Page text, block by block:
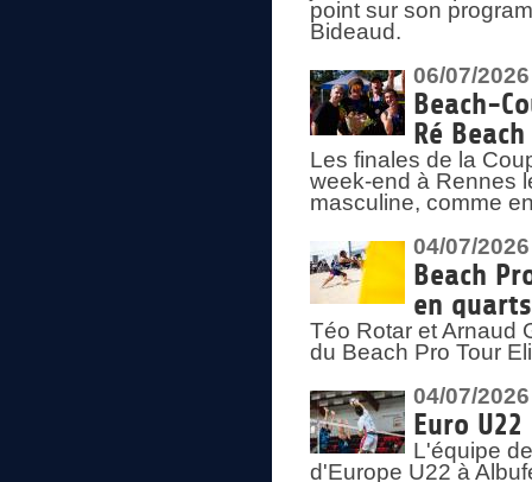
point sur son
Bideaud.
06/07/2026
Beach-
Ré
Les finales de la
week-end à Rennes
masculine, comme
04/07/2026
Beach
en quarts
Téo Rotar et Arnaud
du Beach Pro Tour
04/07/2026
Euro
L'équipe
d'Europe U22 à